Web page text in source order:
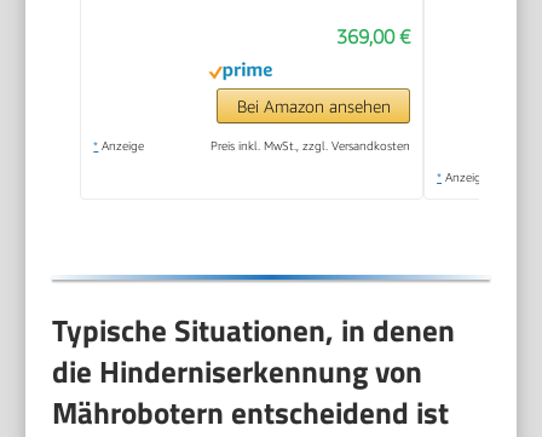
369,00 €
Bei Amazon ansehen
* Anzeige Preis inkl. MwSt., zzgl. Versandkosten
* Anzeige
Typische Situationen, in denen
die Hinderniserkennung von
Mährobotern entscheidend ist